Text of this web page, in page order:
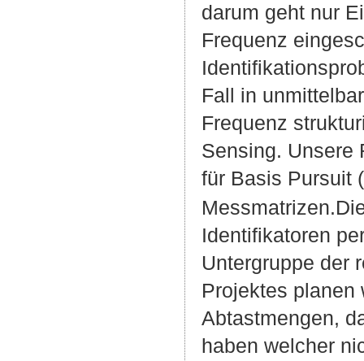
darum geht nur
Frequenz
Fall in
Frequenz
Sensing. Unsere
für Basis Pursuit
Identifikatoren
Untergruppe der
Projektes planen
Abtastmengen,
haben welcher